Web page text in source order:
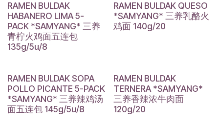
RAMEN BULDAK
HABANERO LIMA 5-
PACK *SAMYANG* 三养
青柠火鸡面五连包
135g/5u/8
RAMEN BULDAK QUESO
*SAMYANG* 三养乳酪火
鸡面 140g/20
RAMEN BULDAK SOPA
POLLO PICANTE 5-PACK
*SAMYANG* 三养辣鸡汤
面五连包 145g/5u/8
RAMEN BULDAK
TERNERA *SAMYANG*
三养香辣浓牛肉面
120g/20